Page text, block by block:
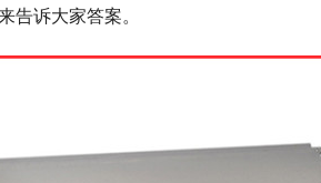
告诉大家答案。